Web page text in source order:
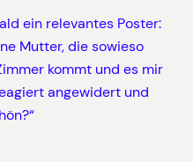
ein relevantes Poster:
Mutter, die sowieso
kommt und es mir
angewidert und